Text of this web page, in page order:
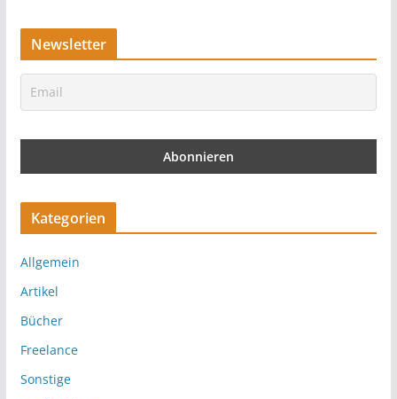
Newsletter
Kategorien
Allgemein
Artikel
Bücher
Freelance
Sonstige